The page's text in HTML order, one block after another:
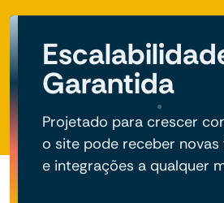
Garantida
Projetado para crescer
o site pode receber novas
e integrações a qualquer